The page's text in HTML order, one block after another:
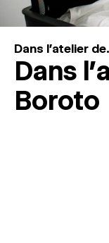
Dans l'atelier
Dans
Boroto